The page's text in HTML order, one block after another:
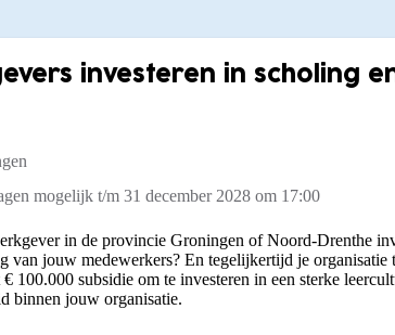
investeren in scholing
mogelijk t/m 31 december 2028 om 17:00
in de provincie Groningen of Noord-Drenthe
van jouw medewerkers? En tegelijkertijd je organisatie
100.000 subsidie om te investeren in een sterke
binnen jouw organisatie.